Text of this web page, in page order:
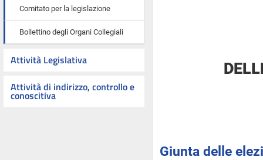
Comitato per la legislazione
Bollettino degli Organi Collegiali
Attività Legislativa
Attività di indirizzo, controllo e
conoscitiva
Giunta delle